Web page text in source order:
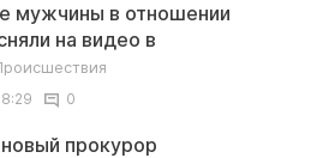
мужчины в отношении
на видео в
0
прокурор